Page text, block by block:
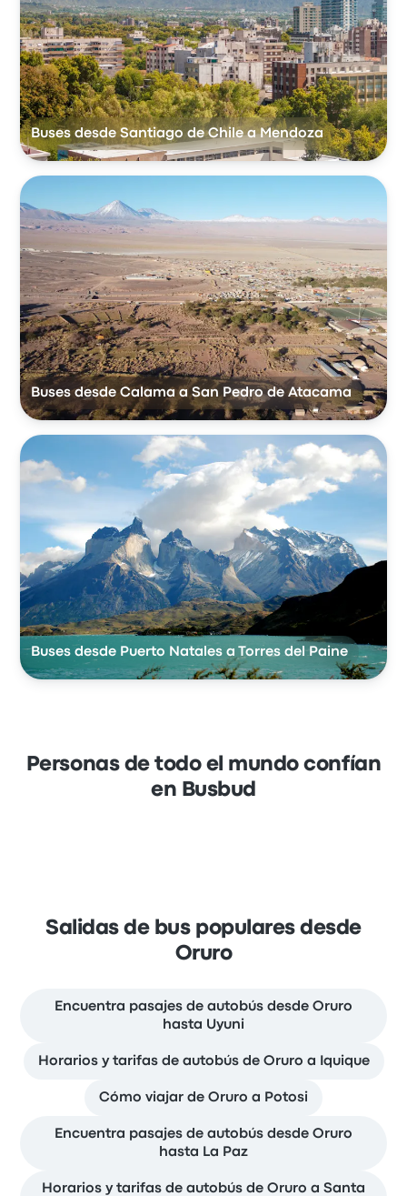
Buses desde Santiago de Chile a Mendoza
Buses desde Calama a San Pedro de Atacama
Buses desde Puerto Natales a Torres del Paine
Personas de todo el mundo confían
en Busbud
Salidas de bus populares desde
Oruro
Encuentra pasajes de autobús desde Oruro
hasta Uyuni
Horarios y tarifas de autobús de Oruro a Iquique
Cómo viajar de Oruro a Potosi
Encuentra pasajes de autobús desde Oruro
hasta La Paz
Horarios y tarifas de autobús de Oruro a Santa